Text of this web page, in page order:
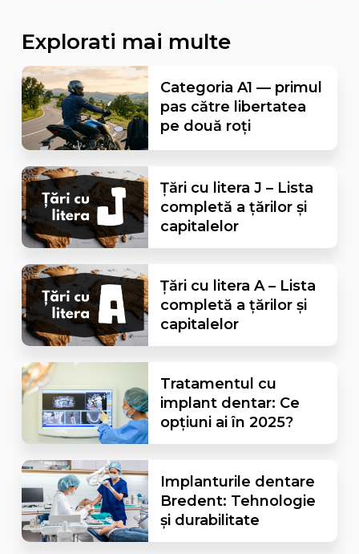
Explorati mai multe
Categoria A1 — primul
pas către libertatea
pe două roți
Țări cu litera J – Lista
completă a țărilor și
capitalelor
Țări cu litera A – Lista
completă a țărilor și
capitalelor
Tratamentul cu
implant dentar: Ce
opțiuni ai în 2025?
Implanturile dentare
Bredent: Tehnologie
și durabilitate